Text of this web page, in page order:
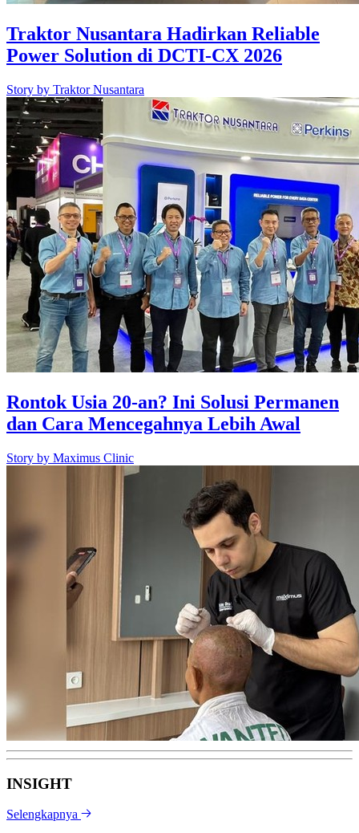
Traktor Nusantara Hadirkan Reliable
Power Solution di DCTI-CX 2026
Story by Traktor Nusantara
Rontok Usia 20-an? Ini Solusi Permanen
dan Cara Mencegahnya Lebih Awal
Story by Maximus Clinic
INSIGHT
Selengkapnya